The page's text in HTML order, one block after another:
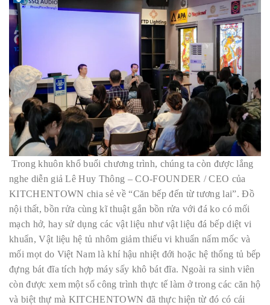
Trong khuôn khổ buổi chương trình, chúng ta còn được lắng
nghe diễn giả Lê Huy Thông – CO-FOUNDER / CEO của
KITCHENTOWN chia sẻ về “Căn bếp đến từ tương lai”. Đồ
nội thất, bồn rửa cùng kĩ thuật gắn bồn rửa với đá ko có mối
mạch hở, hay sử dụng các vật liệu như vật liệu đá bếp diệt vi
khuẩn, Vật liệu hệ tủ nhôm giảm thiểu vi khuẩn nấm mốc và
mối mọt do Việt Nam là khí hậu nhiệt đới hoặc hệ thống tủ bếp
đựng bát đĩa tích hợp máy sấy khô bát đĩa. Ngoài ra sinh viên
còn được xem một số công trình thực tế làm ở trong các căn hộ
và biệt thự mà KITCHENTOWN đã thực hiện từ đó có cái